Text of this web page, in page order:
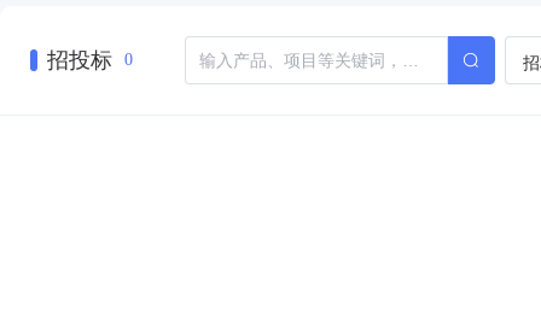
招投标 0